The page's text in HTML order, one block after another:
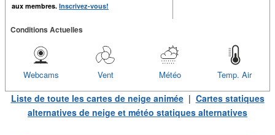
aux membres. Inscrivez-vous!
Conditions Actuelles
Temp. Air
Météo
Vent
Webcams
Liste de toute les cartes de neige animée| Cartes statiques
alternatives de neige et météo statiques alternatives